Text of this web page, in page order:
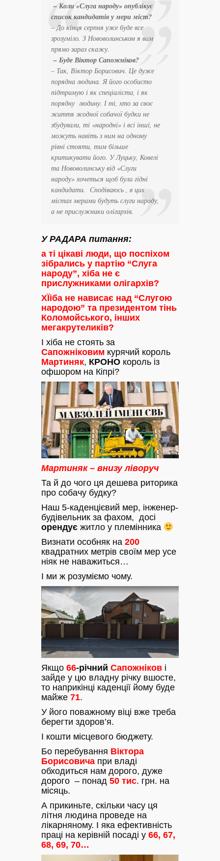
– Коли «Слуга народу» опублікує
список кандидатів у мери міст?
– До кінця серпня уже буде все
зрозуміло. З Нововолинськом я вам
прямо зараз скажу.
– Буде Віктор Сапожніков?
– Так, Віктор Борисович. Це дуже
порядна людина. Я його особисто
підтримую і як спеціаліста, і як
порядну людину. І ті, хто за своє
життя жодної собачої будки не
збудували, ті «народні» і всі інші, не
можуть навіть з ним на одному
рівні стояти, тим більше
критикувати його. У Луцьку, Ковелі
та Нововолинську від «Слуги
народу» хочеться щоб були гідні
кандидати. Сподіваюсь , в цих
містах мерами будуть слуги народу,
а не прислужники олігархів.
У РАДАРА питання:
а ті цікаві люди, що поспіхом
зібрались у партію “Слуга
народу”, хіба не є
прислужниками олігархів?
ХЇіба не нависає над “Слугою
народою” та президентом тінь
Коломойського, інших
мегакрутеликів?
І хіба не стоять за
Сапожніковим курячий король
Мартиняк, КРОНО король із
офшором на Кіпрі?
Мартиняк – внизу ліворуч
Та й до чого ця дешева риторика
про собачу будку?
Наш 5-каденцієвий мер, інженер-
будівельник за фахом, досі
орендує житло у племінника
Визнати особняк на 200
квадратних метрів своїм мер усе
ніяк не наважиться…
І ми ж розуміємо чому.
Якщо 66-річний Сапожніков і
зайде у цю владну річку вшосте,
то наприкінці каденції йому буде
майже 71.
У його поважному віці вже треба
берегти здоров’я.
І кошти місцевого бюджету.
Бо перебування Віктора
Борисовича при владі
обходиться нам дорого, дуже
дорого – понад 50 тис. грн. на
місяць.
А прикиньте, скільки часу ця
літня людина проведе на
лікарняному. І яка ефективність
праці на керівній посаді у 66, 67,
68, 69, 70…